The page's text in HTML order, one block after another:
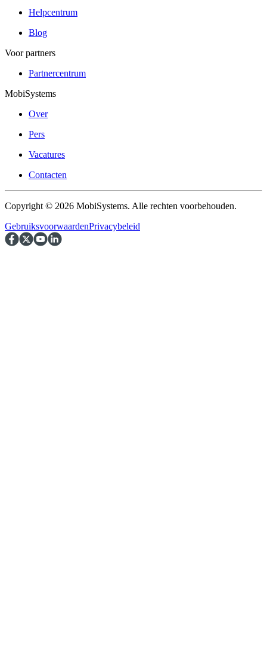
Helpcentrum
Blog
Voor partners
Partnercentrum
MobiSystems
Over
Pers
Vacatures
Contacten
Copyright © 2026 MobiSystems. Alle rechten voorbehouden.
GebruiksvoorwaardenPrivacybeleid